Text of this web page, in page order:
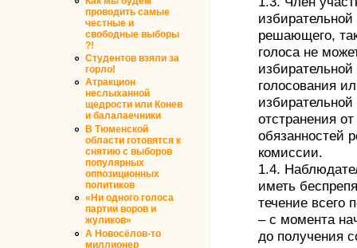
проводить самые
честные и
свободные выборы
?!
Студентов взяли за
горло!
Атракцион
неслыханной
щедрости или Конев
и балалаечники
В Тюменской
области готовятся к
снятию с выборов
популярных
оппозиционных
политиков
«Ни одного голоса
партии воров и
жуликов»
А Новосёлов-то
миллионер
решающего,
голоса не
голосования
отстранения
обязанностей
комиссии.
1.4.
иметь
течение всего
– с момента
до получения